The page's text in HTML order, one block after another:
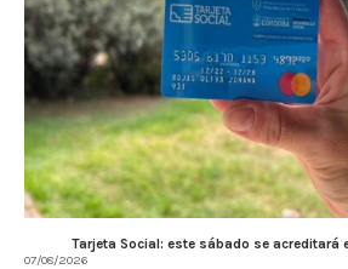
Tarjeta Social: este sábado se acreditará
07/08/2026